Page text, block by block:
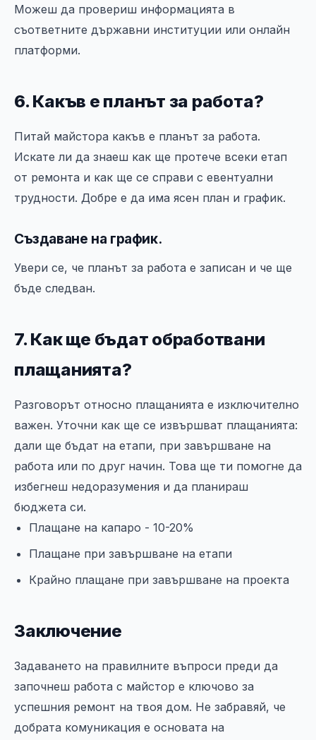
Можеш да провериш информацията в
съответните държавни институции или онлайн
платформи.
6. Какъв е планът за работа?
Питай майстора какъв е планът за работа.
Искате ли да знаеш как ще протече всеки етап
от ремонта и как ще се справи с евентуални
трудности. Добре е да има ясен план и график.
Създаване на график.
Увери се, че планът за работа е записан и че ще
бъде следван.
7. Как ще бъдат обработвани
плащанията?
Разговорът относно плащанията е изключително
важен. Уточни как ще се извършват плащанията:
дали ще бъдат на етапи, при завършване на
работа или по друг начин. Това ще ти помогне да
избегнеш недоразумения и да планираш
бюджета си.
Плащане на капаро - 10-20%
Плащане при завършване на етапи
Крайно плащане при завършване на проекта
Заключение
Задаването на правилните въпроси преди да
започнеш работа с майстор е ключово за
успешния ремонт на твоя дом. Не забравяй, че
добрата комуникация е основата на